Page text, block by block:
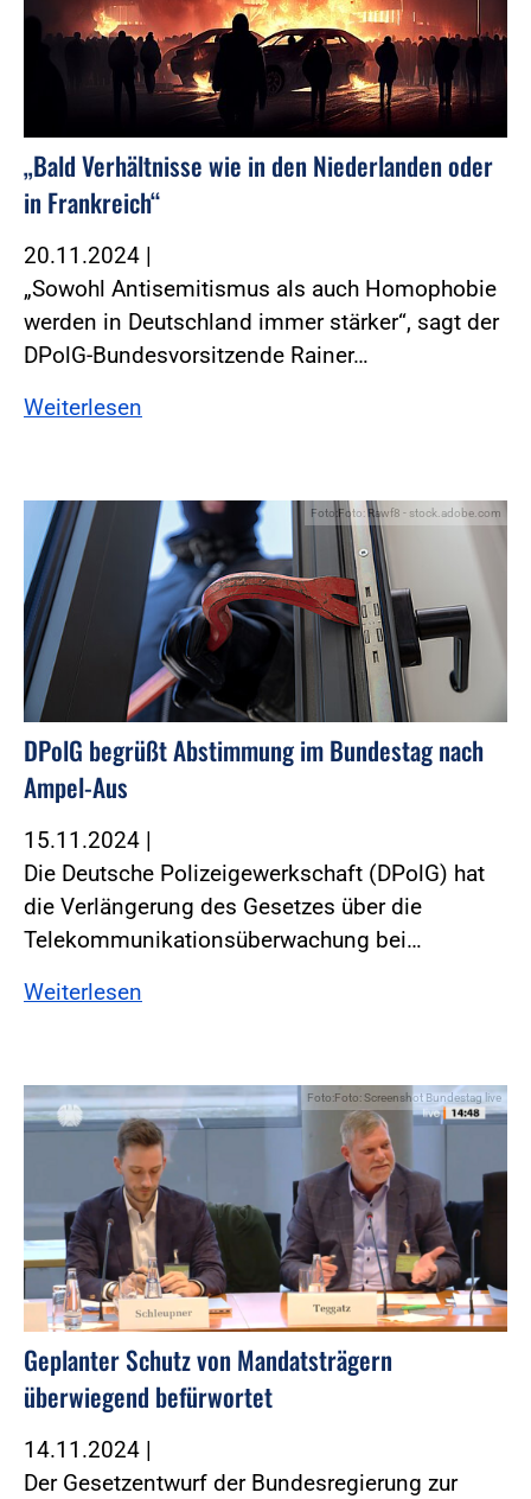
„Bald Verhältnisse wie in den Niederlanden oder
in Frankreich“
20.11.2024 |
„Sowohl Antisemitismus als auch Homophobie
werden in Deutschland immer stärker“, sagt der
DPolG-Bundesvorsitzende Rainer…
Weiterlesen
Foto:Foto: Rawf8 - stock.adobe.com
DPolG begrüßt Abstimmung im Bundestag nach
Ampel-Aus
15.11.2024 |
Die Deutsche Polizeigewerkschaft (DPolG) hat
die Verlängerung des Gesetzes über die
Telekommunikationsüberwachung bei…
Weiterlesen
Foto:Foto: Screenshot Bundestag live
Geplanter Schutz von Mandatsträgern
überwiegend befürwortet
14.11.2024 |
Der Gesetzentwurf der Bundesregierung zur